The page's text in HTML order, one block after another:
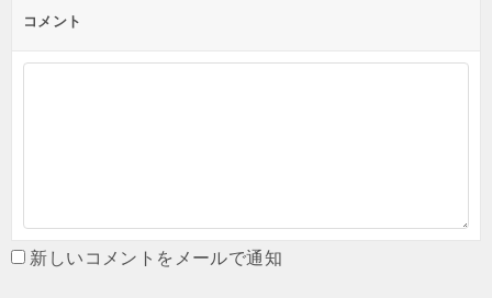
コメント
新しいコメントをメールで通知